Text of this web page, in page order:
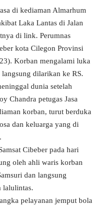
di kediaman Almarhum
Laka Lantas di Jalan
di link. Perumnas
kota Cilegon Provinsi
Korban mengalami luka
dilarikan ke RS.
dunia setelah
Chandra petugas Jasa
korban, turut berduka
dan keluarga yang di
Cibeber pada hari
oleh ahli waris korban
dan langsung
lalulintas.
pelayanan jemput bola